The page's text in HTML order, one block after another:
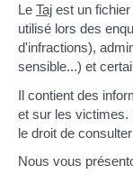
Le Taj est un
utilisé lors des
d'infractions),
sensible...) et
Il contient des
et sur les victimes.
le droit de consulter
Nous vous